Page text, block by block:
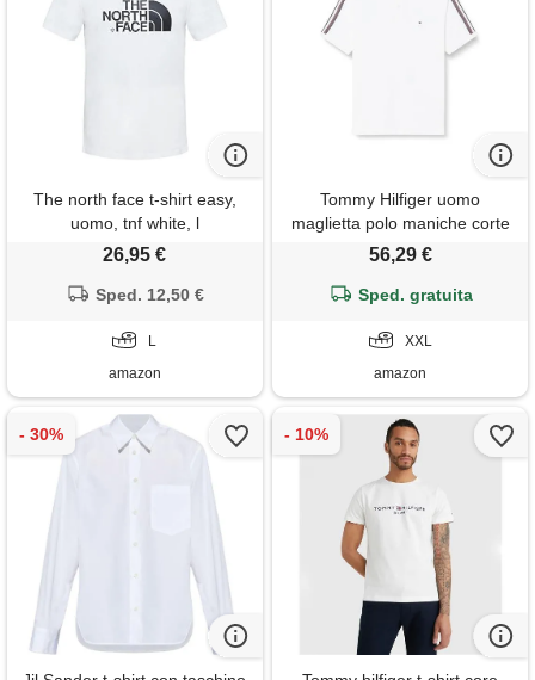
The north face t-shirt easy,
uomo, tnf white, l
26,95 €
Sped. 12,50 €
L
amazon
Tommy Hilfiger uomo
maglietta polo maniche corte
regular fit, bianco (white), xxl
56,29 €
Sped. gratuita
XXL
amazon